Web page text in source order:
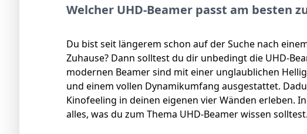
Welcher UHD-Beamer passt am besten
Du bist seit längerem schon auf der Suche nach
Zuhause? Dann solltest du dir unbedingt die UHD-
modernen Beamer sind mit einer unglaublichen
und einem vollen Dynamikumfang ausgestattet.
Kinofeeling in deinen eigenen vier Wänden erleben.
alles, was du zum Thema UHD-Beamer wissen solltest.